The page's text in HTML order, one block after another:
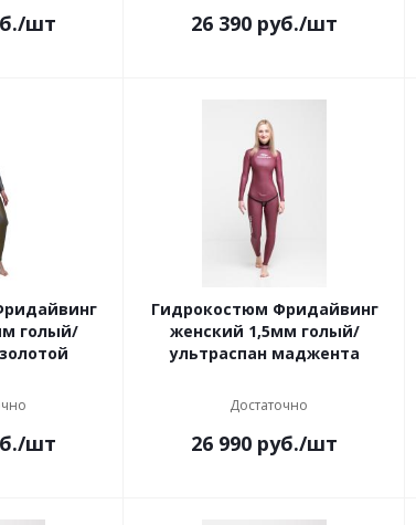
/шт 26 390 руб./шт
голый/
/шт
Гидрокостюм Фридайвинг
женский 1,5мм голый/
ультраспан маджента
Достаточно
26 990 руб./шт